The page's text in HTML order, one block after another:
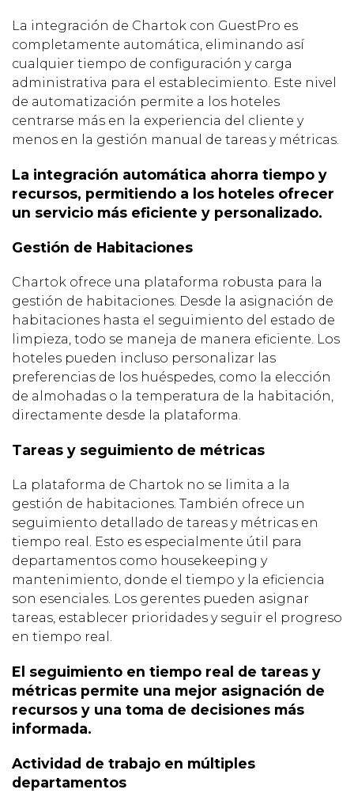
La integración de Chartok con GuestPro es
completamente automática, eliminando así
cualquier tiempo de configuración y carga
administrativa para el establecimiento. Este nivel
de automatización permite a los hoteles
centrarse más en la experiencia del cliente y
menos en la gestión manual de tareas y métricas.
La integración automática ahorra tiempo y
recursos, permitiendo a los hoteles ofrecer
un servicio más eficiente y personalizado.
Gestión de Habitaciones
Chartok ofrece una plataforma robusta para la
gestión de habitaciones. Desde la asignación de
habitaciones hasta el seguimiento del estado de
limpieza, todo se maneja de manera eficiente. Los
hoteles pueden incluso personalizar las
preferencias de los huéspedes, como la elección
de almohadas o la temperatura de la habitación,
directamente desde la plataforma.
Tareas y seguimiento de métricas
La plataforma de Chartok no se limita a la
gestión de habitaciones. También ofrece un
seguimiento detallado de tareas y métricas en
tiempo real. Esto es especialmente útil para
departamentos como housekeeping y
mantenimiento, donde el tiempo y la eficiencia
son esenciales. Los gerentes pueden asignar
tareas, establecer prioridades y seguir el progreso
en tiempo real.
El seguimiento en tiempo real de tareas y
métricas permite una mejor asignación de
recursos y una toma de decisiones más
informada.
Actividad de trabajo en múltiples
departamentos